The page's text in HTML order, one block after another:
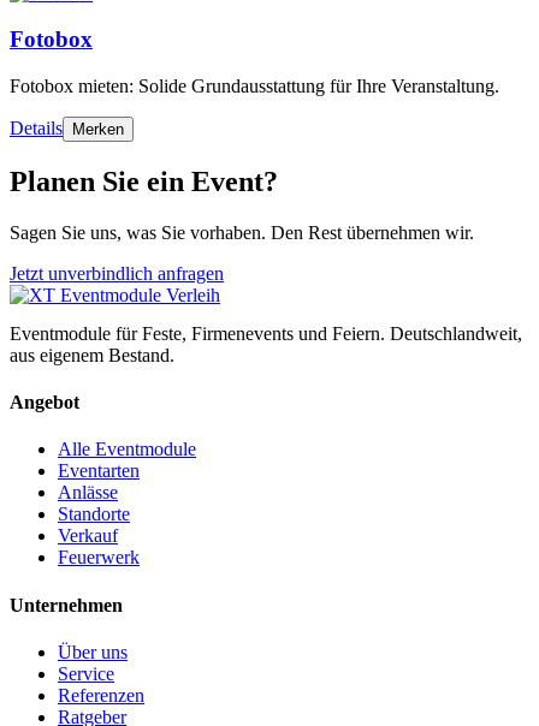
Fotobox
Fotobox mieten: Solide Grundausstattung für Ihre Veranstaltung.
Details Merken
Planen Sie ein Event?
Sagen Sie uns, was Sie vorhaben. Den Rest übernehmen wir.
Jetzt unverbindlich anfragen
Eventmodule für Feste, Firmenevents und Feiern. Deutschlandweit,
aus eigenem Bestand.
Angebot
Alle Eventmodule
Eventarten
Anlässe
Standorte
Verkauf
Feuerwerk
Unternehmen
Über uns
Service
Referenzen
Ratgeber